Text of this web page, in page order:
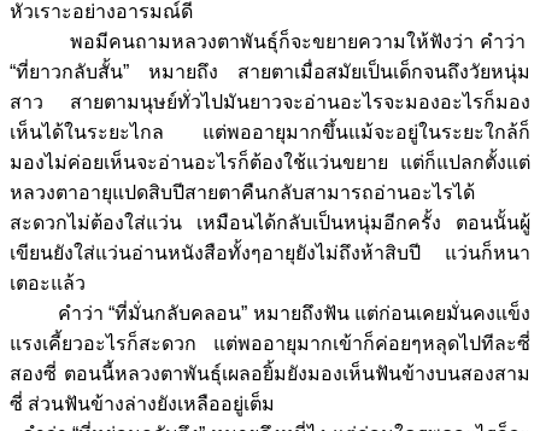
หัวเราะอย่างอารมณ์ดี
พอมีคนถามหลวงตาพันธุ์ก็จะขยายความให้ฟังว่า คำว่า
“ที่ยาวกลับสั้น” หมายถึง สายตาเมื่อสมัยเป็นเด็กจนถึงวัยหนุ่ม
สาว สายตามนุษย์ทั่วไปมันยาวจะอ่านอะไรจะมองอะไรก็มอง
เห็นได้ในระยะไกล แต่พออายุมากขึ้นแม้จะอยู่ในระยะใกล้ก็
มองไม่ค่อยเห็นจะอ่านอะไรก็ต้องใช้แว่นขยาย แต่ก็แปลกตั้งแต่
หลวงตาอายุแปดสิบปีสายตาคืนกลับสามารถอ่านอะไรได้
สะดวกไม่ต้องใส่แว่น เหมือนได้กลับเป็นหนุ่มอีกครั้ง ตอนนั้นผู้
เขียนยังใส่แว่นอ่านหนังสือทั้งๆอายุยังไม่ถึงห้าสิบปี แว่นก็หนา
เตอะแล้ว
คำว่า “ที่มั่นกลับคลอน” หมายถึงฟัน แต่ก่อนเคยมั่นคงแข็ง
แรงเคี้ยวอะไรก็สะดวก แต่พออายุมากเข้าก็ค่อยๆหลุดไปทีละซี่
สองซี่ ตอนนี้หลวงตาพันธุ์เผลอยิ้มยังมองเห็นฟันข้างบนสองสาม
ซี่ ส่วนฟันข้างล่างยังเหลืออยู่เต็ม